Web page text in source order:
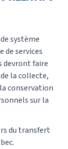
système
de services
devront faire
la collecte,
conservation
sur la
du transfert